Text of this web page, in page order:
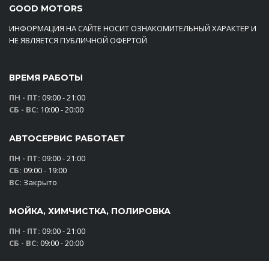
GOOD MOTORS
ИНФОРМАЦИЯ НА САЙТЕ НОСИТ ОЗНАКОМИТЕЛЬНЫЙ ХАРАКТЕР И
НЕ ЯВЛЯЕТСЯ ПУБЛИЧНОЙ ОФЕРТОЙ
ВРЕМЯ РАБОТЫ
ПН - ПТ: 09:00 - 21:00
СБ - ВС: 10:00 - 20:00
АВТОСЕРВИС РАБОТАЕТ
ПН - ПТ: 09:00 - 21:00
СБ: 09:00 - 19:00
ВС: Закрыто
МОЙКА, ХИМЧИСТКА, ПОЛИРОВКА
ПН - ПТ: 09:00 - 21:00
СБ - ВС: 09:00 - 20:00